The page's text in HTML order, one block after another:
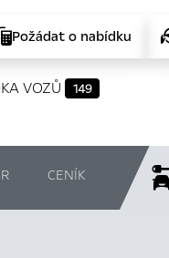
Požádat o nabídku
VOZŮ 149
CENÍK